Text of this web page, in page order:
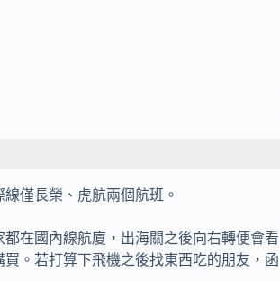
僅長榮、虎航兩個航班。
在國內線航廈，出海關之後向右轉便會看
。若打算下飛機之後找東西吃的朋友，函